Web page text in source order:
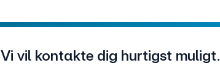
Vi vil kontakte dig hurtigst muligt.